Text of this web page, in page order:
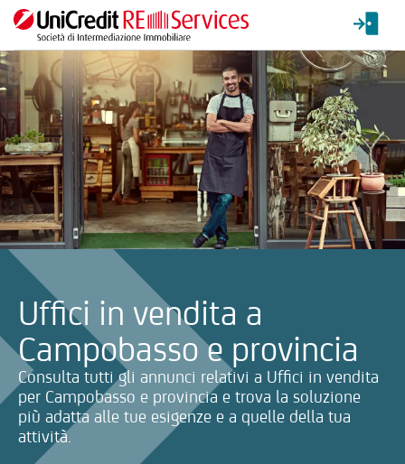
Uffici in vendita a
Campobasso e provincia
Consulta tutti gli annunci relativi a Uffici in vendita
per Campobasso e provincia e trova la soluzione
più adatta alle tue esigenze e a quelle della tua
attività.
La ricerca verrà inviata automaticamente alla selezione delle